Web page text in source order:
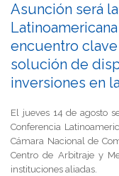
Asunción será
encuentro
solución de
inversiones en
El jueves 14 de agosto
Conferencia
Cámara Nacional de
Centro de Arbitraje y
instituciones aliadas.